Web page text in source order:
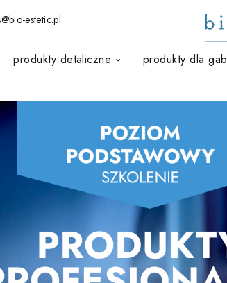
estetic.pl
produkty detaliczne produkty dla